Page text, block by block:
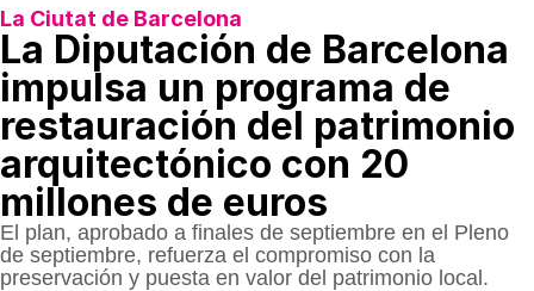
La Ciutat de Barcelona
La Diputación de Barcelona
impulsa un programa de
restauración del patrimonio
arquitectónico con 20
millones de euros
El plan, aprobado a finales de septiembre en el Pleno
de septiembre, refuerza el compromiso con la
preservación y puesta en valor del patrimonio local.